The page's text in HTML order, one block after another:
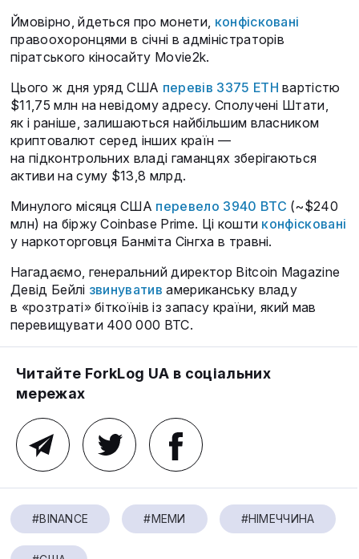
Ймовірно, йдеться про монети, конфісковані
правоохоронцями в січні в адміністраторів
піратського кіносайту Movie2k.
Цього ж дня уряд США перевів 3375 ETH вартістю
$11,75 млн на невідому адресу. Сполучені Штати,
як і раніше, залишаються найбільшим власником
криптовалют серед інших країн —
на підконтрольних владі гаманцях зберігаються
активи на суму $13,8 млрд.
Минулого місяця США перевело 3940 BTC (~$240
млн) на біржу Coinbase Prime. Ці кошти конфісковані
у наркоторговця Банміта Сінгха в травні.
Нагадаємо, генеральний директор Bitcoin Magazine
Девід Бейлі звинуватив американську владу
в «розтраті» біткоїнів із запасу країни, який мав
перевищувати 400 000 BTC.
Читайте ForkLog UA в соціальних
мережах
#BINANCE #МЕМИ #НІМЕЧЧИНА